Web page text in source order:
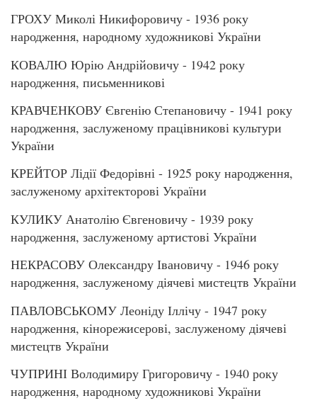
ГРОХУ Миколі Никифоровичу - 1936 року
народження, народному художникові України
КОВАЛЮ Юрію Андрійовичу - 1942 року
народження, письменникові
КРАВЧЕНКОВУ Євгенію Степановичу - 1941 року
народження, заслуженому працівникові культури
України
КРЕЙТОР Лідії Федорівні - 1925 року народження,
заслуженому архітекторові України
КУЛИКУ Анатолію Євгеновичу - 1939 року
народження, заслуженому артистові України
НЕКРАСОВУ Олександру Івановичу - 1946 року
народження, заслуженому діячеві мистецтв України
ПАВЛОВСЬКОМУ Леоніду Іллічу - 1947 року
народження, кінорежисерові, заслуженому діячеві
мистецтв України
ЧУПРИНІ Володимиру Григоровичу - 1940 року
народження, народному художникові України